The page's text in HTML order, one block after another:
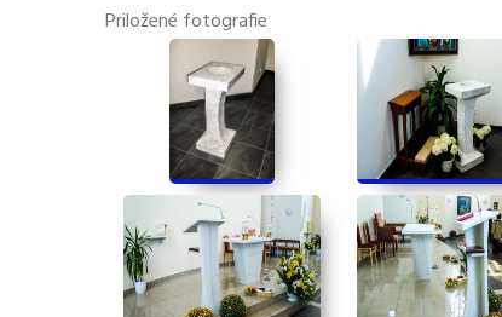
Priložené fotografie